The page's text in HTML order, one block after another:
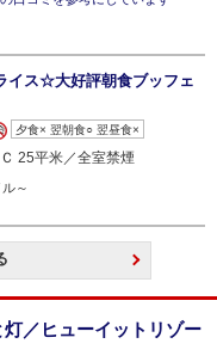
イス☆大好評朝食ブッフェ
夕食× 翌朝食○ 翌昼食×
25平米／全室禁煙
～
／ヒューイットリゾー